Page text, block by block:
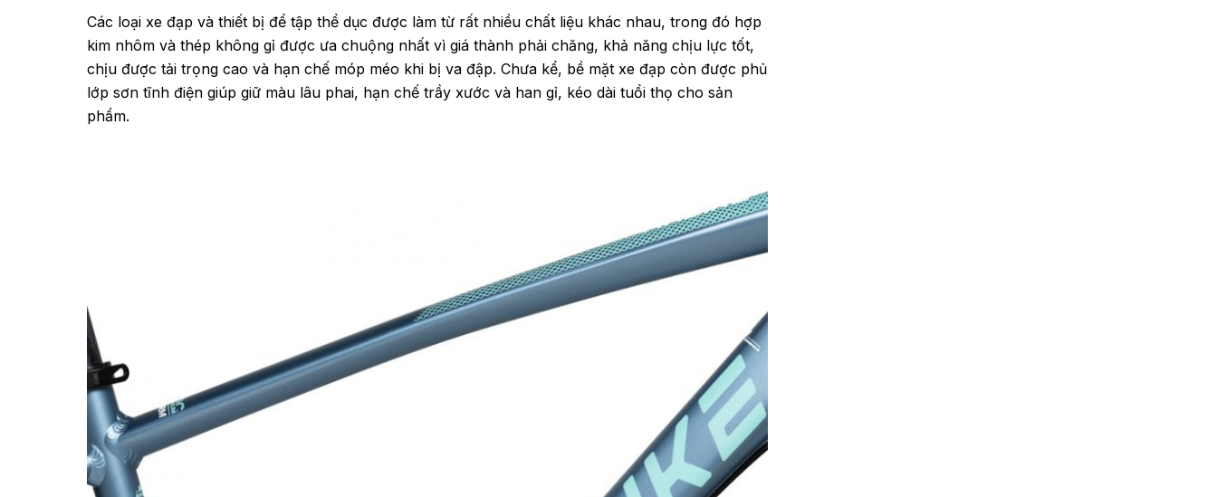
Các loại xe đạp và thiết bị để tập thể dục được làm từ rất nhiều chất liệu khác nhau, trong đó hợp
kim nhôm và thép không gỉ được ưa chuộng nhất vì giá thành phải chăng, khả năng chịu lực tốt,
chịu được tải trọng cao và hạn chế móp méo khi bị va đập. Chưa kể, bề mặt xe đạp còn được phủ
lớp sơn tĩnh điện giúp giữ màu lâu phai, hạn chế trầy xước và han gỉ, kéo dài tuổi thọ cho sản
phẩm.